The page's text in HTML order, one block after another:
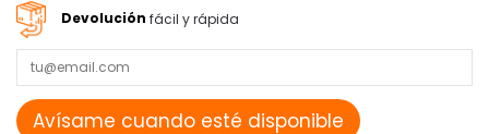
Devolución fácil y rápida